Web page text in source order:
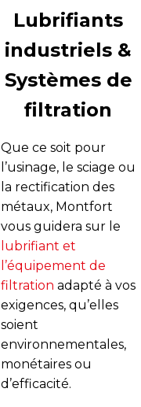
Lubrifiants
industriels &
Systèmes de
filtration
Que ce soit pour
l’usinage, le sciage ou
la rectification des
métaux, Montfort
vous guidera sur le
lubrifiant et
l’équipement de
filtration adapté à vos
exigences, qu’elles
soient
environnementales,
monétaires ou
d’efficacité.